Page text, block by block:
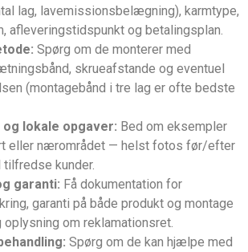
lag, lavemissionsbelægning), karmtype,
afleveringstidspunkt og betalingsplan.
Spørg om de monterer med
skrueafstande og eventuel
(montagebånd i tre lag er ofte bedste
lokale opgaver: Bed om eksempler
eller nærområdet — helst fotos før/efter
kunder.
garanti: Få dokumentation for
garanti på både produkt og montage
om reklamationsret.
Spørg om de kan hjælpe med